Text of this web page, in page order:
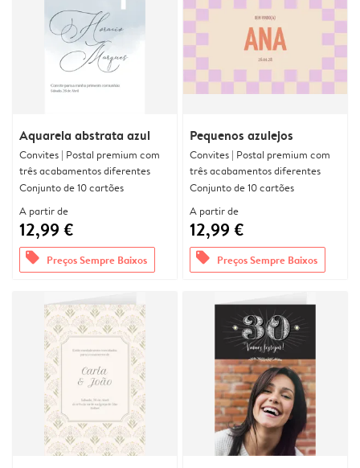
Aquarela abstrata azul
Convites | Postal premium com
três acabamentos diferentes
Conjunto de 10 cartões
A partir de
12,99 €
offers Preços Sempre Baixos
Pequenos azulejos
Convites | Postal premium com
três acabamentos diferentes
Conjunto de 10 cartões
A partir de
12,99 €
offers Preços Sempre Baixos